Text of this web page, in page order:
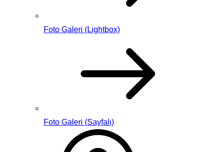
Foto Galeri (Lightbox)
Foto Galeri (Sayfalı)